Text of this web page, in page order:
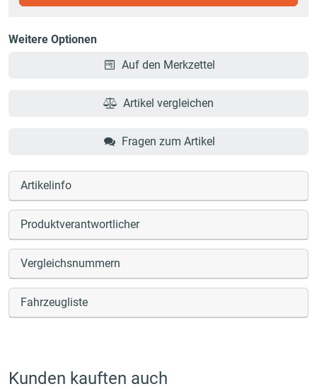
Weitere Optionen
Auf den Merkzettel
Artikel vergleichen
Fragen zum Artikel
Artikelinfo
Produktverantwortlicher
Vergleichsnummern
Fahrzeugliste
Kunden kauften auch